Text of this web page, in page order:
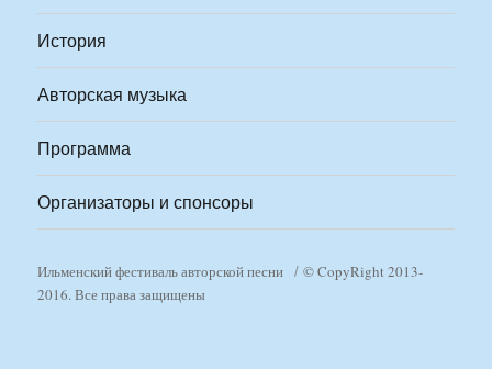
История
Авторская музыка
Программа
Организаторы и спонсоры
Ильменский фестиваль авторской песни
© CopyRight 2013-
2016. Все права защищены